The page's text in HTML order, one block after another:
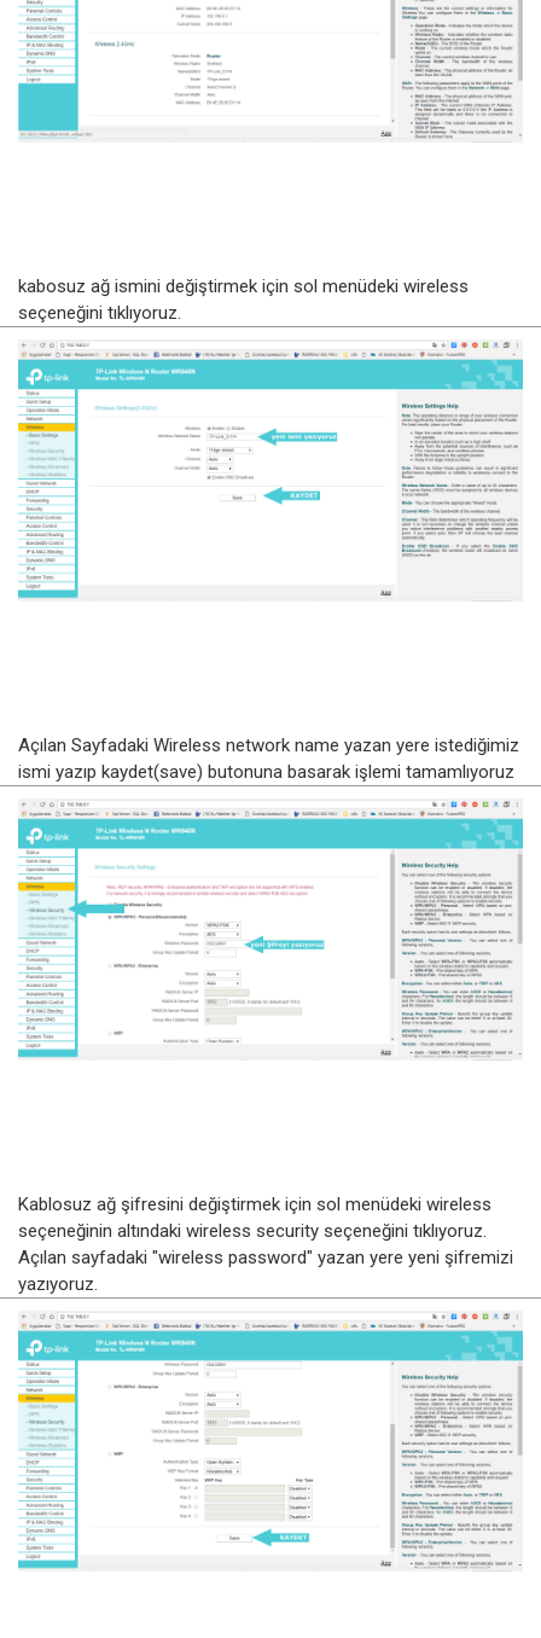
kabosuz ağ ismini değiştirmek için sol menüdeki wireless
seçeneğini tıklıyoruz.
Açılan Sayfadaki Wireless network name yazan yere istediğimiz
ismi yazıp kaydet(save) butonuna basarak işlemi tamamlıyoruz
Kablosuz ağ şifresini değiştirmek için sol menüdeki wireless
seçeneğinin altındaki wireless security seçeneğini tıklıyoruz.
Açılan sayfadaki "wireless password" yazan yere yeni şifremizi
yazıyoruz.